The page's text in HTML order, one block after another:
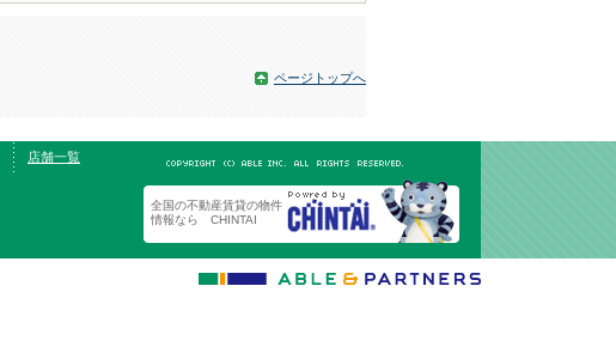
ページトップへ
店舗一覧
全国の不動産賃貸の物件
情報なら CHINTAI